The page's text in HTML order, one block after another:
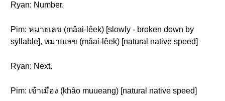
Ryan: Number.
Pim: หมายเลข (mǎai-lêek) [slowly - broken down by
syllable], หมายเลข (mǎai-lêek) [natural native speed]
Ryan: Next.
Pim: เข้าเมือง (khâo muueang) [natural native speed]